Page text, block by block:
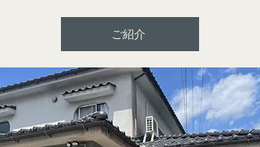
ご紹介